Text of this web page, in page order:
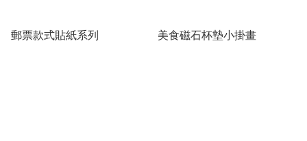
郵票款式貼紙系列 美食磁石杯墊小掛畫